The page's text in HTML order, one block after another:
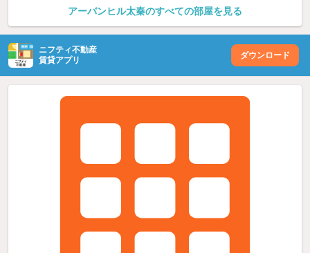
アーバンヒル太秦のすべての部屋を見る
ニフティ不動産
賃貸アプリ
ダウンロード